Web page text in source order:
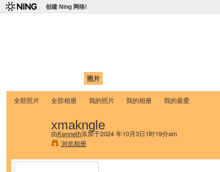
创建 Ning 网络!
照片
全部照片 全部相册 我的照片 我的相册 我的最爱
xmakngle
由Kenneth添加于2024 年10月3日1时19分am
浏览相册